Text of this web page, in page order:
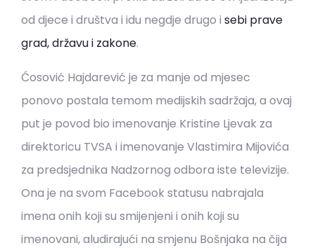
od djece i društva i idu negdje drugo i sebi prave
grad, državu i zakone.
Ćosović Hajdarević je za manje od mjesec
ponovo postala temom medijskih sadržaja, a ovaj
put je povod bio imenovanje Kristine Ljevak za
direktoricu TVSA i imenovanje Vlastimira Mijovića
za predsjednika Nadzornog odbora iste televizije.
Ona je na svom Facebook statusu nabrajala
imena onih koji su smijenjeni i onih koji su
imenovani, aludirajući na smjenu Bošnjaka na čija